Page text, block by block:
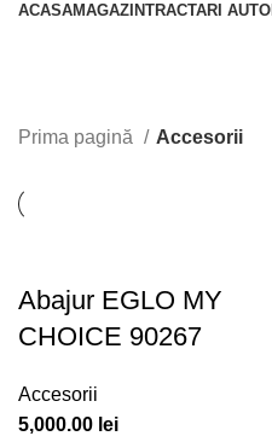
ACASAMAGAZINTRACTARI AUTO
Prima pagină Accesorii
Abajur EGLO MY
CHOICE 90267
Accesorii
5,000.00 lei